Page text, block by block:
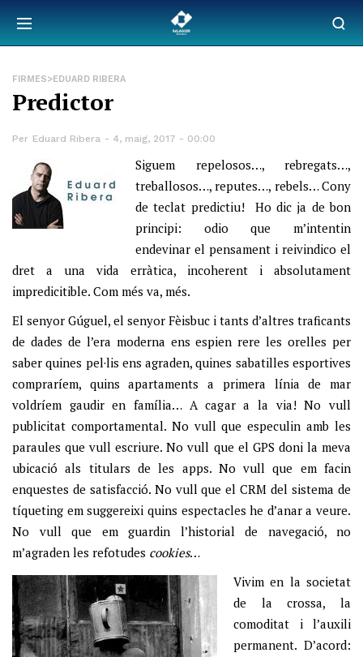
FIRMES>EDUARD RIBERA
Predictor
Per Eduard Ribera 4, maig, 2017 - 00:00
Siguem repelosos…, rebregats…,
treballosos…, reputes…, rebels… Cony
de teclat predictiu! Ho dic ja de bon
principi: odio que m’intentin
endevinar el pensament i reivindico el
dret a una vida erràtica, incoherent i absolutament
impredicitible. Com més va, més.
El senyor Gúguel, el senyor Fèisbuc i tants d’altres traficants
de dades de l’era moderna ens espien rere les orelles per
saber quines pel·lis ens agraden, quines sabatilles esportives
compraríem, quins apartaments a primera línia de mar
voldríem gaudir en família… A cagar a la via! No vull
publicitat comportamental. No vull que especulin amb les
paraules que vull escriure. No vull que el GPS doni la meva
ubicació als titulars de les apps. No vull que em facin
enquestes de satisfacció. No vull que el CRM del sistema de
tíqueting em suggereixi quins espectacles he d’anar a veure.
No vull que em guardin l’historial de navegació, no
m’agraden les refotudes cookies…
Vivim en la societat
de la crossa, la
comoditat i l’auxili
permanent. D’acord: